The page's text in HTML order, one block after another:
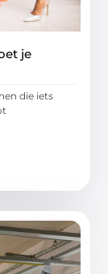
je
die iets